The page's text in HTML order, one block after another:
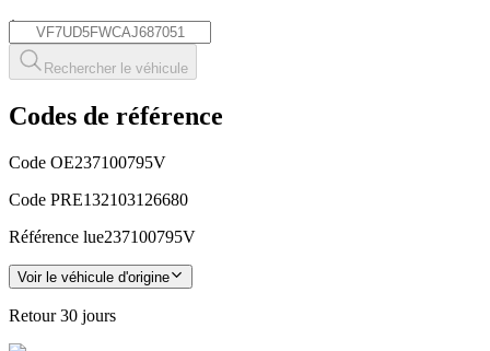
*
Rechercher le véhicule
Codes de référence
Code OE237100795V
Code PRE132103126680
Référence lue237100795V
Voir le véhicule d'origine
Retour30 jours